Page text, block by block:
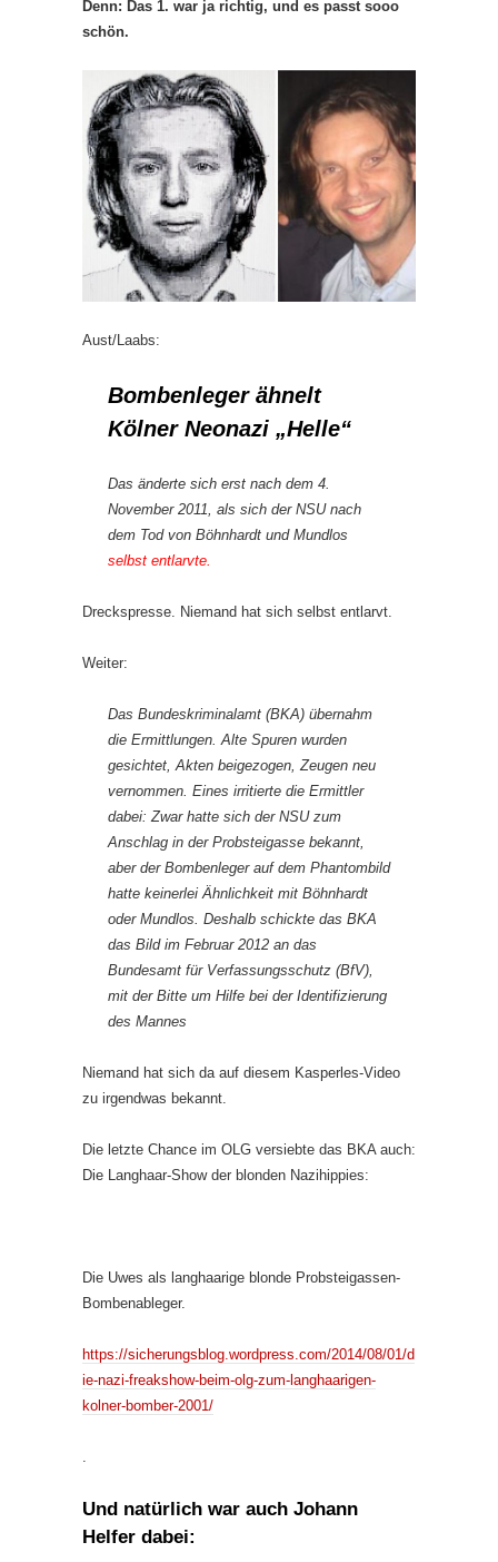
Denn: Das 1. war ja richtig, und es passt sooo
schön.
Aust/Laabs:
Bombenleger ähnelt
Kölner Neonazi „Helle“
Das änderte sich erst nach dem 4.
November 2011, als sich der NSU nach
dem Tod von Böhnhardt und Mundlos
selbst entlarvte.
Dreckspresse. Niemand hat sich selbst entlarvt.
Weiter:
Das Bundeskriminalamt (BKA) übernahm
die Ermittlungen. Alte Spuren wurden
gesichtet, Akten beigezogen, Zeugen neu
vernommen. Eines irritierte die Ermittler
dabei: Zwar hatte sich der NSU zum
Anschlag in der Probsteigasse bekannt,
aber der Bombenleger auf dem Phantombild
hatte keinerlei Ähnlichkeit mit Böhnhardt
oder Mundlos. Deshalb schickte das BKA
das Bild im Februar 2012 an das
Bundesamt für Verfassungsschutz (BfV),
mit der Bitte um Hilfe bei der Identifizierung
des Mannes
Niemand hat sich da auf diesem Kasperles-Video
zu irgendwas bekannt.
Die letzte Chance im OLG versiebte das BKA auch:
Die Langhaar-Show der blonden Nazihippies:
Die Uwes als langhaarige blonde Probsteigassen-
Bombenableger.
https://sicherungsblog.wordpress.com/2014/08/01/d
ie-nazi-freakshow-beim-olg-zum-langhaarigen-
kolner-bomber-2001/
Und natürlich war auch Johann
Helfer dabei: